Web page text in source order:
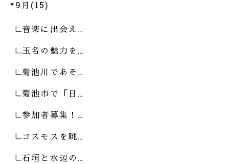
9月(15)
音楽に出会え…
玉名の魅力を…
菊池川であそ…
菊池市で「日…
参加者募集！…
コスモスを眺…
石垣と水辺の…